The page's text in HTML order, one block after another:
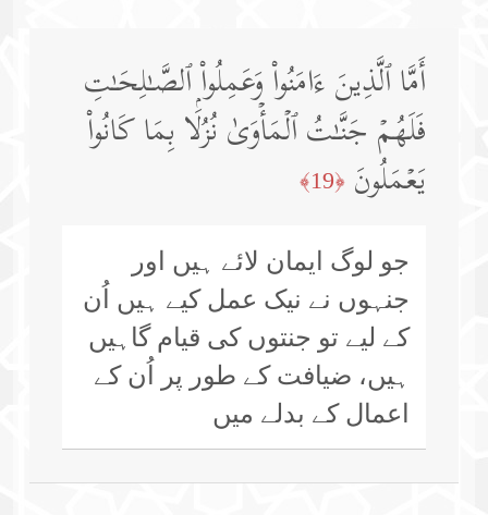
أَمَّا ٱلَّذِینَ ءَامَنُوا۟ وَعَمِلُوا۟ ٱلصَّـٰلِحَـٰتِ
فَلَهُمۡ جَنَّـٰتُ ٱلۡمَأۡوَىٰ نُزُلَۢا بِمَا كَانُوا۟
یَعۡمَلُونَ ﴿19﴾
جو لوگ ایمان لائے ہیں اور
جنہوں نے نیک عمل کیے ہیں اُن
کے لیے تو جنتوں کی قیام گاہیں
ہیں، ضیافت کے طور پر اُن کے
اعمال کے بدلے میں